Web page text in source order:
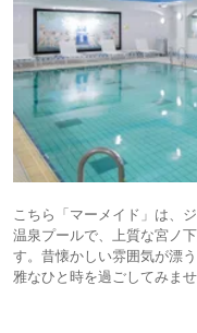
こちら「マーメイド」は、
温泉プールで、上質な宮ノ
す。昔懐かしい雰囲気が漂
雅なひと時を過ごしてみませ